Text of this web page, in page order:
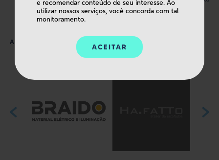
e recomendar conteúdo de seu interesse. Ao
utilizar nossos serviços, você concorda com tal
monitoramento.
ACEITAR
ALGUNS